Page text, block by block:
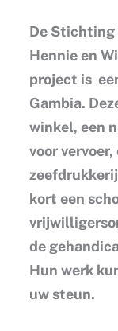
De Stichting
Hennie en
project is
Gambia.
winkel, een
voor vervoer,
kort een
de
Hun werk
uw steun.